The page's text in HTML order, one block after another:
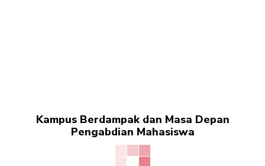
Kampus Berdampak dan Masa Depan
Pengabdian Mahasiswa